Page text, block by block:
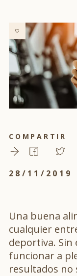
COMPARTIR
28/11/2019
Una buena
cualquier
deportiva. Sin
funcionar a
resultados no